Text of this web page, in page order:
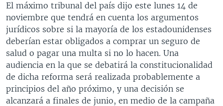
BRASIL
ENTRETENIMIENTO Y CULTURA
TECNOLOGÍA
DEPORTES
CIENCIA Y SALUD
VIDEOS
FOTOGRAFÍA
AUDIOS
PROGRAMAS TV
EL MUNDO AL DÍA
FORO INTERAMERICANO
VISIÓN 360
LAS CLAVES
PANORAMA
RADIO
AVANCE INFORMATIVO
AUDIONOTICIAS
BUENOS DÍAS AMÉRICA
ESTADOS UNIDOS AL DÍA
DIRECT
DOCUMENTALES DE LA VOA
Learning English
El máximo tribunal del país dijo este lunes 14 de
noviembre que tendrá en cuenta los argumentos
jurídicos sobre si la mayoría de los estadounidenses
deberían estar obligados a comprar un seguro de
salud o pagar una multa si no lo hacen. Una
audiencia en la que se debatirá la constitucionalidad
de dicha reforma será realizada probablemente a
principios del año próximo, y una decisión se
alcanzará a finales de junio, en medio de la campaña